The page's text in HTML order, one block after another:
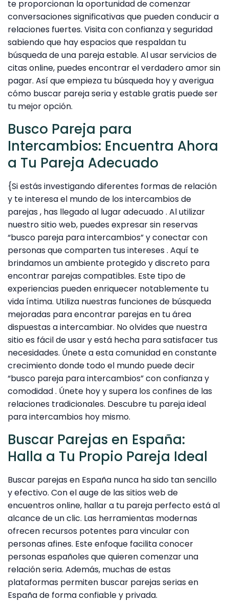
te proporcionan la oportunidad de comenzar
conversaciones significativas que pueden conducir a
relaciones fuertes. Visita con confianza y seguridad
sabiendo que hay espacios que respaldan tu
búsqueda de una pareja estable. Al usar servicios de
citas online, puedes encontrar el verdadero amor sin
pagar. Así que empieza tu búsqueda hoy y averigua
cómo buscar pareja seria y estable gratis puede ser
tu mejor opción.
Busco Pareja para
Intercambios: Encuentra Ahora
a Tu Pareja Adecuado
{Si estás investigando diferentes formas de relación
y te interesa el mundo de los intercambios de
parejas , has llegado al lugar adecuado . Al utilizar
nuestro sitio web, puedes expresar sin reservas
“busco pareja para intercambios” y conectar con
personas que comparten tus intereses . Aquí te
brindamos un ambiente protegido y discreto para
encontrar parejas compatibles. Este tipo de
experiencias pueden enriquecer notablemente tu
vida íntima. Utiliza nuestras funciones de búsqueda
mejoradas para encontrar parejas en tu área
dispuestas a intercambiar. No olvides que nuestra
sitio es fácil de usar y está hecha para satisfacer tus
necesidades. Únete a esta comunidad en constante
crecimiento donde todo el mundo puede decir
“busco pareja para intercambios” con confianza y
comodidad . Únete hoy y supera los confines de las
relaciones tradicionales. Descubre tu pareja ideal
para intercambios hoy mismo.
Buscar Parejas en España:
Halla a Tu Propio Pareja Ideal
Buscar parejas en España nunca ha sido tan sencillo
y efectivo. Con el auge de las sitios web de
encuentros online, hallar a tu pareja perfecto está al
alcance de un clic. Las herramientas modernas
ofrecen recursos potentes para vincular con
personas afines. Este enfoque facilita conocer
personas españoles que quieren comenzar una
relación seria. Además, muchas de estas
plataformas permiten buscar parejas serias en
España de forma confiable y privada.